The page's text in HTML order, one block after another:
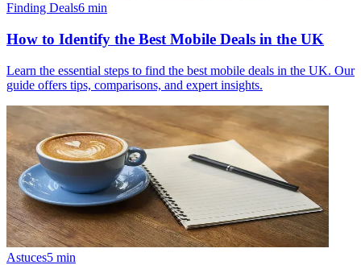
Finding Deals6 min
How to Identify the Best Mobile Deals in the UK
Learn the essential steps to find the best mobile deals in the UK. Our
guide offers tips, comparisons, and expert insights.
Astuces5 min